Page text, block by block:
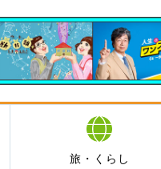
日
旅・くらし